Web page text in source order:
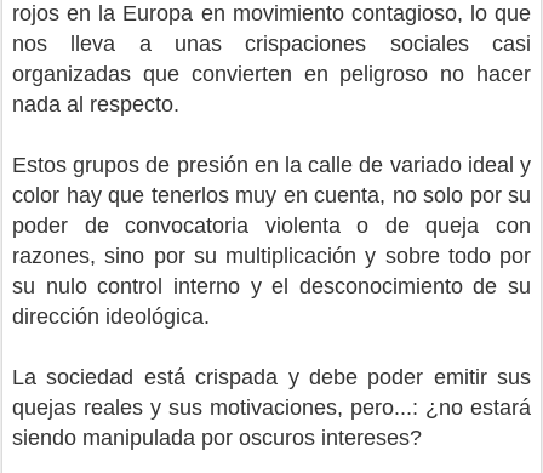
rojos en la Europa en movimiento contagioso, lo que
nos lleva a unas crispaciones sociales casi
organizadas que convierten en peligroso no hacer
nada al respecto.
Estos grupos de presión en la calle de variado ideal y
color hay que tenerlos muy en cuenta, no solo por su
poder de convocatoria violenta o de queja con
razones, sino por su multiplicación y sobre todo por
su nulo control interno y el desconocimiento de su
dirección ideológica.
La sociedad está crispada y debe poder emitir sus
quejas reales y sus motivaciones, pero...: ¿no estará
siendo manipulada por oscuros intereses?